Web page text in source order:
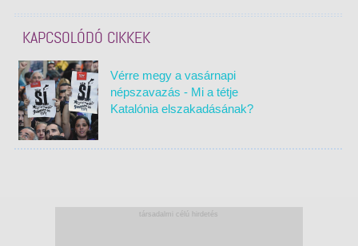
KAPCSOLÓDÓ CIKKEK
Vérre megy a vasárnapi
népszavazás - Mi a tétje
Katalónia elszakadásának?
társadalmi célú hirdetés